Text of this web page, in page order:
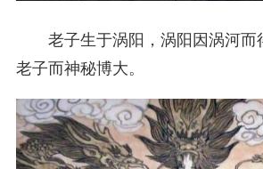
老子生于涡阳，涡阳因涡河而
老子而神秘博大。